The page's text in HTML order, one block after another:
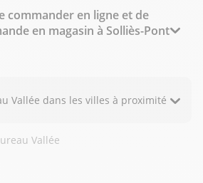
commander en ligne et de
en magasin à Solliès-Pont
Vallée dans les villes à proximité
Vallée